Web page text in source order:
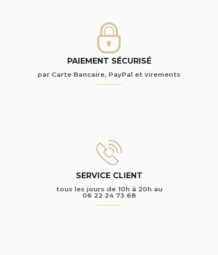
PAIEMENT SÉCURISÉ
par Carte Bancaire, PayPal et virements
SERVICE CLIENT
tous les jours de 10h à 20h au
06 22 24 73 68